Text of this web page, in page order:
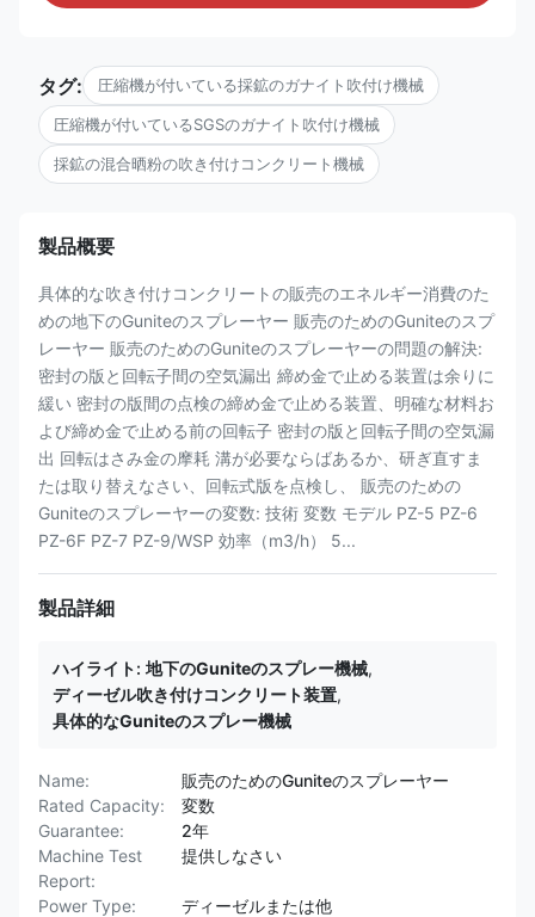
タグ: 圧縮機が付いている採鉱のガナイト吹付け機械
圧縮機が付いているSGSのガナイト吹付け機械
採鉱の混合晒粉の吹き付けコンクリート機械
製品概要
具体的な吹き付けコンクリートの販売のエネルギー消費のた
めの地下のGuniteのスプレーヤー 販売のためのGuniteのスプ
レーヤー 販売のためのGuniteのスプレーヤーの問題の解決:
密封の版と回転子間の空気漏出 締め金で止める装置は余りに
緩い 密封の版間の点検の締め金で止める装置、明確な材料お
よび締め金で止める前の回転子 密封の版と回転子間の空気漏
出 回転はさみ金の摩耗 溝が必要ならばあるか、研ぎ直すま
たは取り替えなさい、回転式版を点検し、 販売のための
Guniteのスプレーヤーの変数: 技術 変数 モデル PZ-5 PZ-6
PZ-6F PZ-7 PZ-9/WSP 効率（m3/h） 5...
製品詳細
ハイライト: 地下のGuniteのスプレー機械,
ディーゼル吹き付けコンクリート装置,
具体的なGuniteのスプレー機械
Name:
販売のためのGuniteのスプレーヤー
Rated Capacity:
変数
Guarantee:
2年
Machine Test
Report:
提供しなさい
Power Type:
ディーゼルまたは他